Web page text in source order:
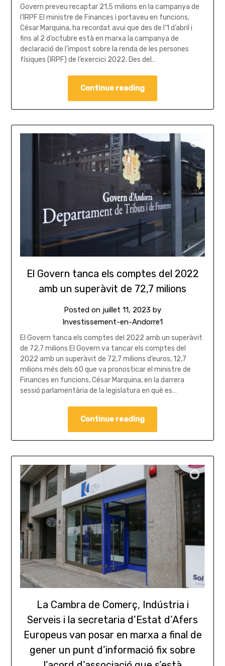
Govern preveu recaptar 21,5 milions en la campanya de
l’IRPF El ministre de Finances i portaveu en funcions,
César Marquina, ha recordat avui que des de l’1 d’abril i
fins al 2 d’octubre està en marxa la campanya de
declaració de l’impost sobre la renda de les persones
físiques (IRPF) de l’exercici 2022. Des del…
Continue reading
El Govern tanca els comptes del 2022
amb un superàvit de 72,7 milions
Posted on juillet 11, 2023 by
Investissement-en-Andorre1
El Govern tanca els comptes del 2022 amb un superàvit
de 72,7 milions El Govern va tancar els comptes del
2022 amb un superàvit de 72,7 milions d’euros, 12,7
milions més dels 60 que va pronosticar el ministre de
Finances en funcions, César Marquina, en la darrera
sessió parlamentària de la legislatura en què es…
Continue reading
La Cambra de Comerç, Indústria i
Serveis i la secretaria d’Estat d’Afers
Europeus van posar en marxa a final de
gener un punt d’informació fix sobre